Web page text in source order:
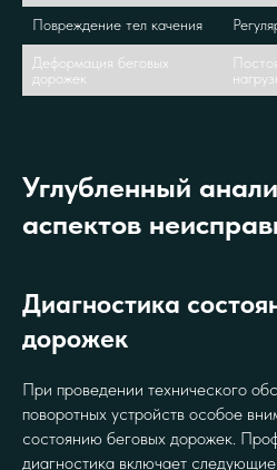
Повреждение тел качения
Деформация беговых
дорожек
Углубленный
аспектов
Диагностика
дорожек
При проведении технического
поворотных устройств особое
состоянию беговых дорожек.
диагностика включает